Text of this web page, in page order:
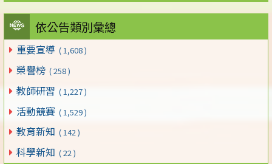
依公告類別彙總
重要宣導 ( 1,608 )
榮譽榜 ( 258 )
教師研習 ( 1,227 )
活動競賽 ( 1,529 )
教育新知 ( 142 )
科學新知 ( 22 )